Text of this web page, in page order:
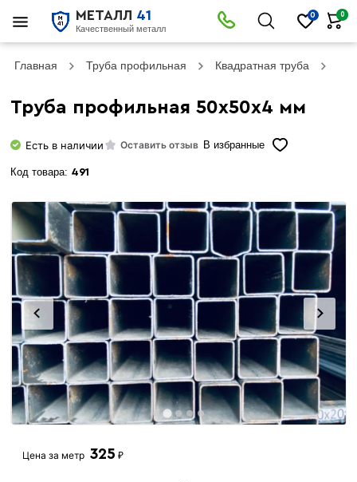
МЕТАЛЛ 41
Качественный металл
0 0
Главная Труба профильная Квадратная труба
Труба профильная 50х50х4 мм
Есть в наличии Оставить отзыв В избранные
Код товара: 491
Цена за метр 325 ₽